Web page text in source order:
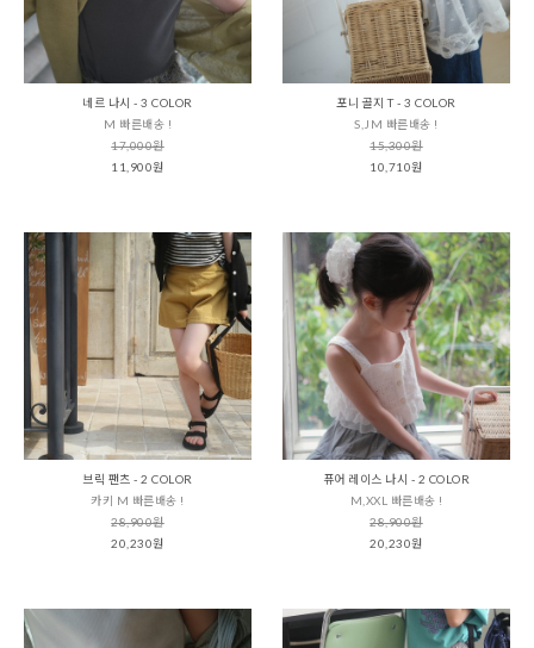
네르 나시 - 3 COLOR
M 빠른배송 !
17,000원
11,900원
포니 골지 T - 3 COLOR
S,JM 빠른배송 !
15,300원
10,710원
브릭 팬츠 - 2 COLOR
카키 M 빠른배송 !
28,900원
20,230원
퓨어 레이스 나시 - 2 COLOR
M,XXL 빠른배송 !
28,900원
20,230원